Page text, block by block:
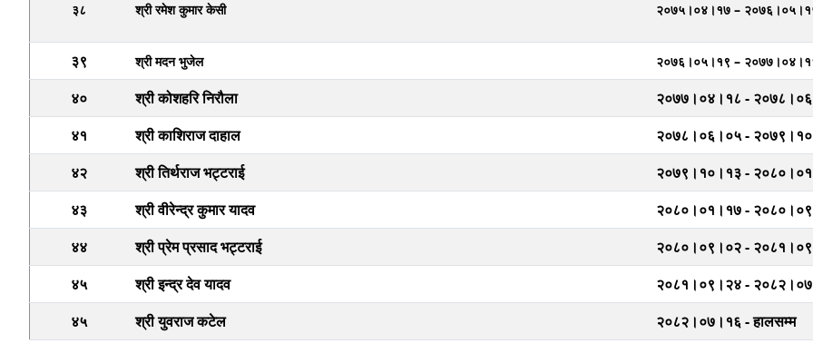
३८ श्री रमेश कुमार केसी २०७५।०४।१७ –
३९ श्री मदन भुजेल २०७६।०५।१९ –
४० श्री कोशहरि निरौला
२०७७।०४।१८ -
४१
श्री काशिराज दाहाल
२०७८।०६।०५ -
४२
श्री तिर्थराज भट्टराई
२०७९।१०।१३ -
४३
श्री वीरेन्द्र कुमार यादव
२०८०।०१।१७ -
४४
श्री प्रेम प्रसाद भट्टराई
२०८०।०९।०२ -
४५
श्री इन्द्र देव यादव
२०८१।०९।२४ -
४५
श्री युवराज कटेल २०८२।०७।१६ - हालसम्म